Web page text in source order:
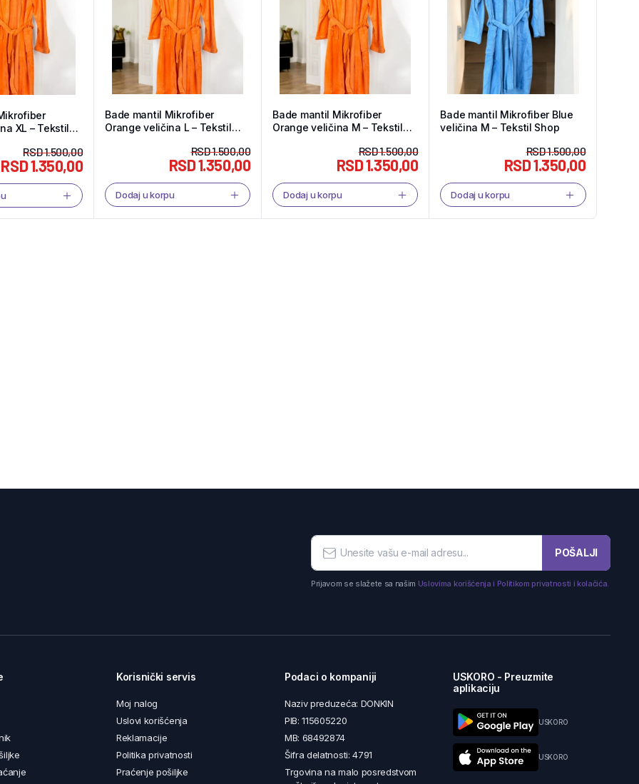
XL – Tekstil
RSD1.500,00
RSD1.350,00
Bade mantil Mikrofiber
Orange veličina L – Tekstil
RSD1.500,00
RSD1.350,00
Dodaj u korpu
Bade mantil Mikrofiber
Orange veličina M – Tekstil
RSD1.500,00
RSD1.350,00
Dodaj u korpu
Bade mantil Mikrofiber Blue
veličina M – Tekstil Shop
RSD1.500,00
RSD1.350,00
Dodaj u korpu
POŠALJI
Prijavom se slažete sa našim Uslovima korišćenja i Politikom privatnosti i kolačića.
Korisnički servis
Moj nalog
Uslovi korišćenja
Reklamacije
Politika privatnosti
Praćenje pošiljke
Podaci o kompaniji
Naziv preduzeća: DONKIN
PIB: 115605220
MB: 68492874
Šifra delatnosti: 4791
Trgovina na malo posredstvom
USKORO - Preuzmite
aplikaciju
USKORO
USKORO